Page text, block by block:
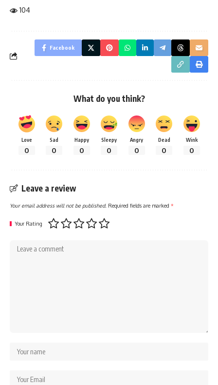
104
Facebook
What do you think?
Love
0
Sad
0
Happy
0
Sleepy
0
Angry
0
Dead
0
Wink
0
Leave a review
Your email address will not be published. Required fields are marked *
Your Rating